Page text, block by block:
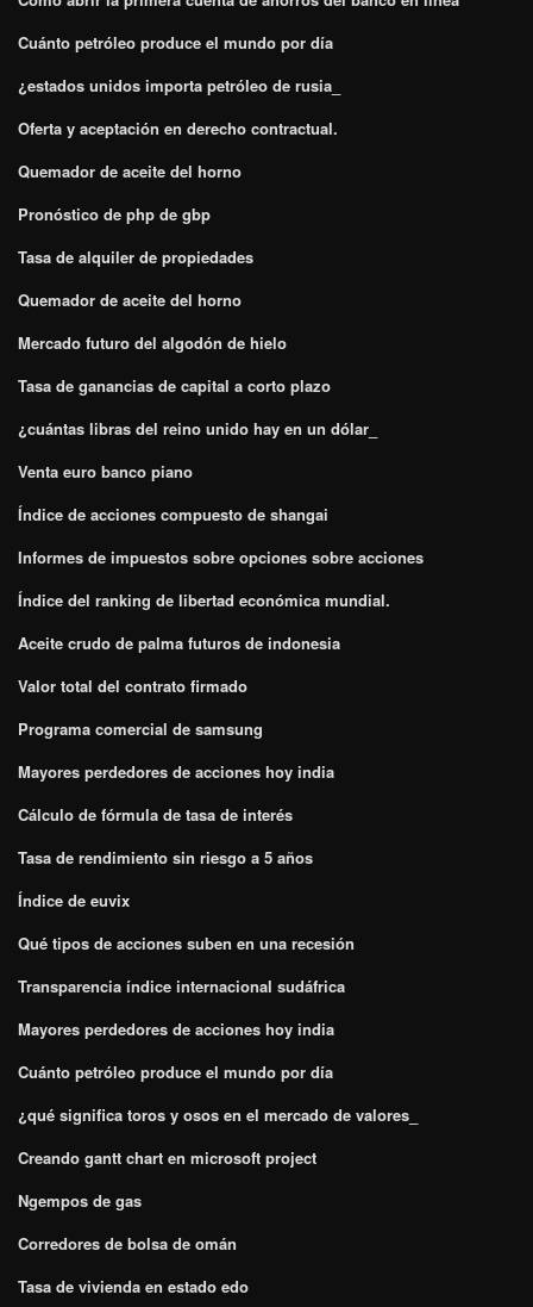
Cuánto petróleo produce el mundo por día
¿estados unidos importa petróleo de rusia_
Oferta y aceptación en derecho contractual.
Quemador de aceite del horno
Pronóstico de php de gbp
Tasa de alquiler de propiedades
Quemador de aceite del horno
Mercado futuro del algodón de hielo
Tasa de ganancias de capital a corto plazo
¿cuántas libras del reino unido hay en un dólar_
Venta euro banco piano
Índice de acciones compuesto de shangai
Informes de impuestos sobre opciones sobre acciones
Índice del ranking de libertad económica mundial.
Aceite crudo de palma futuros de indonesia
Valor total del contrato firmado
Programa comercial de samsung
Mayores perdedores de acciones hoy india
Cálculo de fórmula de tasa de interés
Tasa de rendimiento sin riesgo a 5 años
Índice de euvix
Qué tipos de acciones suben en una recesión
Transparencia índice internacional sudáfrica
Mayores perdedores de acciones hoy india
Cuánto petróleo produce el mundo por día
¿qué significa toros y osos en el mercado de valores_
Creando gantt chart en microsoft project
Ngempos de gas
Corredores de bolsa de omán
Tasa de vivienda en estado edo